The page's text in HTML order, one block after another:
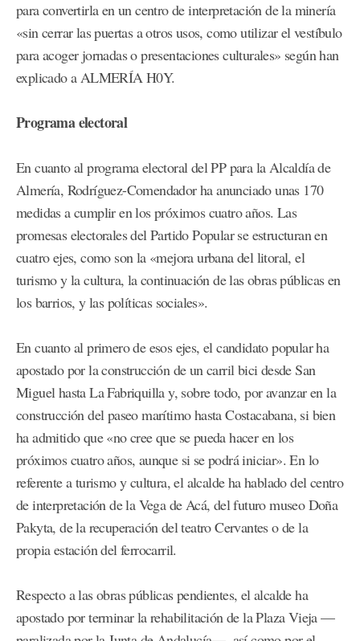
para convertirla en un centro de interpretación de la minería
«sin cerrar las puertas a otros usos, como utilizar el vestíbulo
para acoger jornadas o presentaciones culturales» según han
explicado a ALMERÍA H0Y.
Programa electoral
En cuanto al programa electoral del PP para la Alcaldía de
Almería, Rodríguez-Comendador ha anunciado unas 170
medidas a cumplir en los próximos cuatro años. Las
promesas electorales del Partido Popular se estructuran en
cuatro ejes, como son la «mejora urbana del litoral, el
turismo y la cultura, la continuación de las obras públicas en
los barrios, y las políticas sociales».
En cuanto al primero de esos ejes, el candidato popular ha
apostado por la construcción de un carril bici desde San
Miguel hasta La Fabriquilla y, sobre todo, por avanzar en la
construcción del paseo marítimo hasta Costacabana, si bien
ha admitido que «no cree que se pueda hacer en los
próximos cuatro años, aunque si se podrá iniciar». En lo
referente a turismo y cultura, el alcalde ha hablado del centro
de interpretación de la Vega de Acá, del futuro museo Doña
Pakyta, de la recuperación del teatro Cervantes o de la
propia estación del ferrocarril.
Respecto a las obras públicas pendientes, el alcalde ha
apostado por terminar la rehabilitación de la Plaza Vieja —